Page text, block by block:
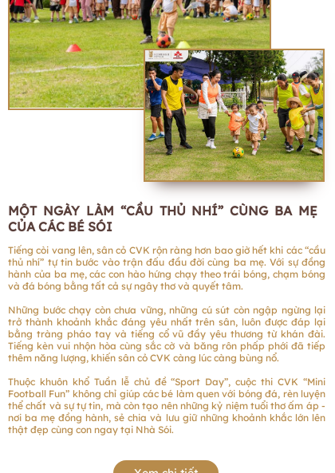
MỘT NGÀY LÀM “CẦU THỦ NHÍ” CÙNG BA MẸ
CỦA CÁC BÉ SÓI
Tiếng còi vang lên, sân cỏ CVK rộn ràng hơn bao giờ hết khi các “cầu
thủ nhí” tự tin bước vào trận đấu đầu đời cùng ba mẹ. Với sự đồng
hành của ba mẹ, các con hào hứng chạy theo trái bóng, chạm bóng
và đá bóng bằng tất cả sự ngây thơ và quyết tâm.
Những bước chạy còn chưa vững, những cú sút còn ngập ngừng lại
trở thành khoảnh khắc đáng yêu nhất trên sân, luôn được đáp lại
bằng tràng pháo tay và tiếng cổ vũ đầy yêu thương từ khán đài.
Tiếng kèn vui nhộn hòa cùng sắc cờ và băng rôn phấp phới đã tiếp
thêm năng lượng, khiến sân cỏ CVK càng lúc càng bùng nổ.
Thuộc khuôn khổ Tuần lễ chủ đề “Sport Day”, cuộc thi CVK “Mini
Football Fun” không chỉ giúp các bé làm quen với bóng đá, rèn luyện
thể chất và sự tự tin, mà còn tạo nên những kỷ niệm tuổi thơ ấm áp -
nơi ba mẹ đồng hành, sẻ chia và lưu giữ những khoảnh khắc lớn lên
thật đẹp cùng con ngay tại Nhà Sói.